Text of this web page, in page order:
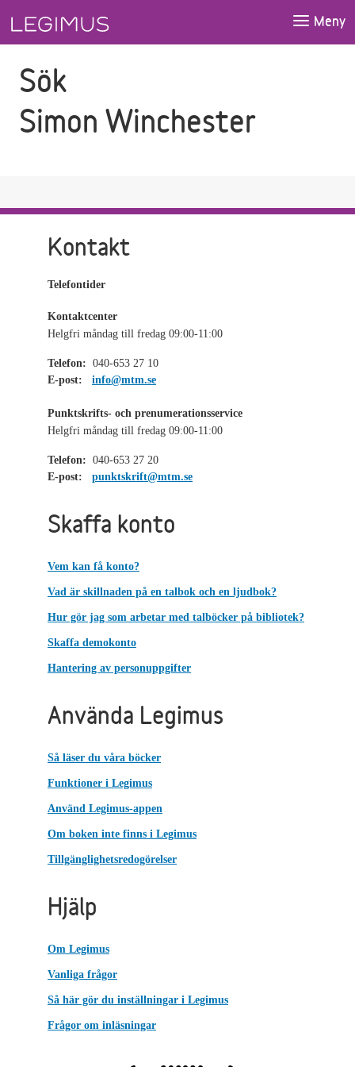
Meny
Sök
Simon Winchester
Kontakt
Telefontider
Kontaktcenter
Helgfri måndag till fredag 09:00-11:00
Telefon: 040-653 27 10
E-post:
info@mtm.se
Punktskrifts- och prenumerationsservice
Helgfri måndag till fredag 09:00-11:00
Telefon: 040-653 27 20
E-post:
punktskrift@mtm.se
Skaffa konto
Vem kan få konto?
Vad är skillnaden på en talbok och en ljudbok?
Hur gör jag som arbetar med talböcker på bibliotek?
Skaffa demokonto
Hantering av personuppgifter
Använda Legimus
Så läser du våra böcker
Funktioner i Legimus
Använd Legimus-appen
Om boken inte finns i Legimus
Tillgänglighetsredogörelser
Hjälp
Om Legimus
Vanliga frågor
Så här gör du inställningar i Legimus
Frågor om inläsningar